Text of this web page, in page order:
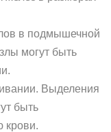
в подмышечной
могут быть
Выделения
быть
крови.